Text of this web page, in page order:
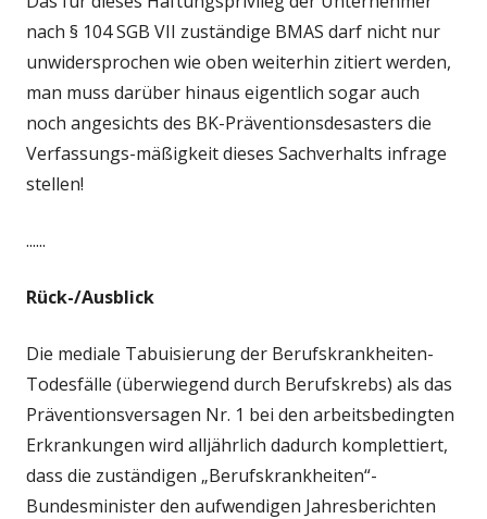
nach § 104 SGB VII zuständige BMAS darf nicht nur
unwidersprochen wie oben weiterhin zitiert werden,
man muss darüber hinaus eigentlich sogar auch
noch angesichts des BK-Präventionsdesasters die
Verfassungs-mäßigkeit dieses Sachverhalts infrage
stellen!
......
Rück-/Ausblick
Die mediale Tabuisierung der Berufskrankheiten-
Todesfälle (überwiegend durch Berufskrebs) als das
Präventionsversagen Nr. 1 bei den arbeitsbedingten
Erkrankungen wird alljährlich dadurch komplettiert,
dass die zuständigen „Berufskrankheiten“-
Bundesminister den aufwendigen Jahresberichten